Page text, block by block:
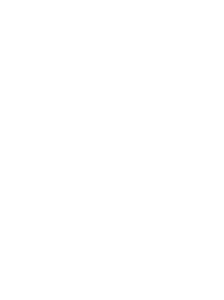
ま
ラー